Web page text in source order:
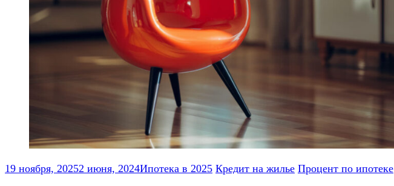
19 ноября, 20252 июня, 2024Ипотека в 2025 Кредит на жилье Процент по ипотеке